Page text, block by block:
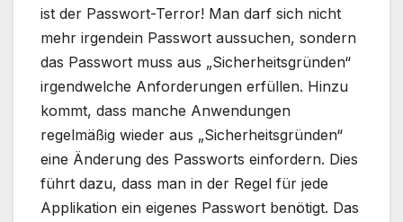
ist der Passwort-Terror! Man darf sich nicht
mehr irgendein Passwort aussuchen, sondern
das Passwort muss aus „Sicherheitsgründen“
irgendwelche Anforderungen erfüllen. Hinzu
kommt, dass manche Anwendungen
regelmäßig wieder aus „Sicherheitsgründen“
eine Änderung des Passworts einfordern. Dies
führt dazu, dass man in der Regel für jede
Applikation ein eigenes Passwort benötigt. Das